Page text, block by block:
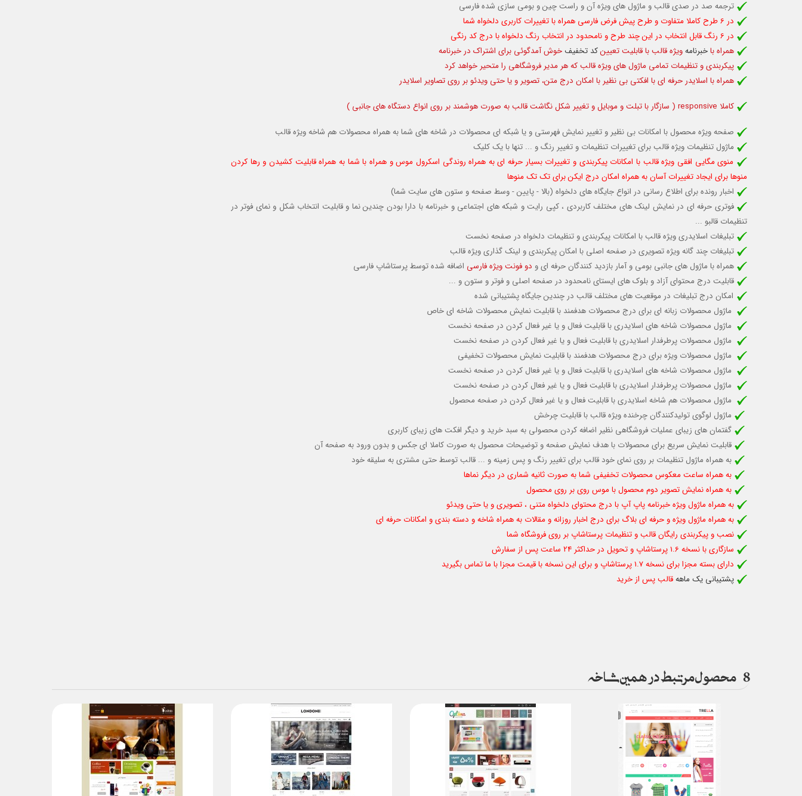
ترجمه صد در صدی قالب و ماژول های ویژه آن و راست چین و بومی سازی شده فارسی
در 6 طرح کاملا متفاوت و طرح پیش فرض فارسی همراه با تغييرات كاربری دلخواه شما
در 6 رنگ قابل انتخاب در این چند طرح و نامحدود در انتخاب رنگ دلخواه با درج کد رنگی
همراه باخبرنامهویژه قالب با قابلیت تعیینکد تخفیف خوش آمدگوئی برای اشتراک در خبرنامه
پیکربندی و تنظیمات تمامی ماژول های ویژه قالب که هر مدیر فروشگاهی را متحیر خواهد کرد
همراه با اسلایدر حرفه ای با افکتی بی نظیر با امکان درج متن، تصویر و یا حتی ویدئو بر روی تصاویر اسلایدر
کاملا responsive ( سازگار با تبلت و موبایلو تغییر شکل نگاشت قالب به صورت هوشمند بر روی انواع دستگاه های جانبی )
صفحه ویژه محصول با امکانات بی نظیر و تغییر نمایش فهرستی و یا شبکه ای محصولات در شاخه های شما به همراه محصولات هم شاخه ویژه قالب
ماژول تنظیمات ویژه قالب برای تغییرات تنظیمات و تغییر رنگ و ... تنها با یک کلیک
منوی مگایی افقی ویژه قالب با امکانات پیکربندی و تغییرات بسیار حرفه ای به همراه روندگی اسکرول موس و همراه با شما به همراه قابلیت کشیدن و رها کردن
منوها برای ایجاد تغییرات آسان به همراه امکان درج ایکن برای تک تک منوها
اخبار رونده برای اطلاع رسانی در انواع جایگاه های دلخواه (بالا - پایین - وسط صفحه و ستون های سایت شما)
فوتری حرفه ای در نمایش لینک های مختلف کاربردی ، کپی رایت و شبکه های اجتماعی و خبرنامه با دارا بودن چندین نما و قابلیت انتخاب شکل و نمای فوتر در
تنظیمات قالبو ...
تبلیغات اسلایدری ویژه قالب با امکانات پیکربندی و تنظیمات دلخواه در صفحه نخست
تبلیغات چند گانه ویژه تصویری در صفحه اصلی با امکان پیکربندی و لینک گذاری ویژه قالب
همراه با ماژول های جانبی بومی و آمار بازدید کنندگان حرفه ای و دو فونت ویژه فارسی اضافه شده توسط پرستاشاپ فارسی
قابلیت درج محتوای آزاد و بلوک های ایستای نامحدود در صفحه اصلی و فوتر و ستون و ...
امکان درج تبلیغات در موقعیت های مختلف قالب در چندین جایگاه پشتیبانی شده
ماژول محصولات زبانه ای برای درج محصولات هدفمند با قابلیت نمایش محصولات شاخه ای خاص
ماژول محصولات شاخه های اسلایدری با قابلیت فعال و یا غیر فعال کردن در صفحه نخست
ماژول محصولات پرطرفدار اسلایدری با قابلیت فعال و یا غیر فعال کردن در صفحه نخست
ماژول محصولات ویژه برای درج محصولات هدفمند با قابلیت نمایش محصولات تخفیفی
ماژول محصولات شاخه های اسلایدری با قابلیت فعال و یا غیر فعال کردن در صفحه نخست
ماژول محصولات پرطرفدار اسلایدری با قابلیت فعال و یا غیر فعال کردن در صفحه نخست
ماژول محصولات هم شاخه اسلایدری با قابلیت فعال و یا غیر فعال کردن در صفحه محصول
ماژول لوگوی تولیدکنندگان چرخنده ویژه قالب با قابلیت چرخش
گفتمان های زیبای عملیات فروشگاهی نظیر اضافه کردن محصولی به سبد خرید و دیگر افکت های زیبای کاربری
قابلیت نمایش سریع برای محصولات با هدف نمایش صفحه و توضیحات محصول به صورت کاملا ای جکس و بدون ورود به صفحه آن
به همراه ماژول تنظیمات بر روی نمای خود قالب برای تغییر رنگ و پس زمینه و ... قالب توسط حتی مشتری به سلیقه خود
به همراه ساعت معکوس محصولات تخفیفی شما به صورت ثانیه شماری در دیگر نماها
به همراه نمایش تصویر دوم محصول با موس روی بر روی محصول
به همراه ماژول ویژه خبرنامه پاپ آپ با درج محتوای دلخواه متنی ، تصویری و یا حتی ویدئو
به همراه ماژول ویژه و حرفه ای بلاگ برای درج اخبار روزانه و مقالات به همراه شاخه و دسته بندی و امکانات حرفه ای
نصب و پیکربندی رایگان قالب و تنظیمات پرستاشاپ بر روی فروشگاه شما
سازگاری با نسخه 1.6 پرستاشاپ و تحویل در حداکثر 24 ساعت پس از سفارش
دارای بسته مجزا برای نسخه 1.7 پرستاشاپ و برای این نسخه با قیمت مجزا با ما تماس بگیرید
پشتیبانی یک ماههقالب پس از خرید
8 محصول مرتبط در همین شاخه